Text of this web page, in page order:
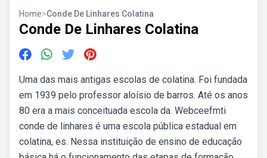
Home>Conde De Linhares Colatina
Conde De Linhares Colatina
Uma das mais antigas escolas de colatina. Foi fundada
em 1939 pelo professor aloísio de barros. Até os anos
80 era a mais conceituada escola da. Webceefmti
conde de linhares é uma escola pública estadual em
colatina, es. Nessa instituição de ensino de educação